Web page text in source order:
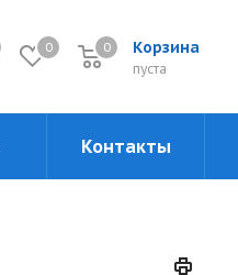
0 Корзина
0
пуста
0
Контакты